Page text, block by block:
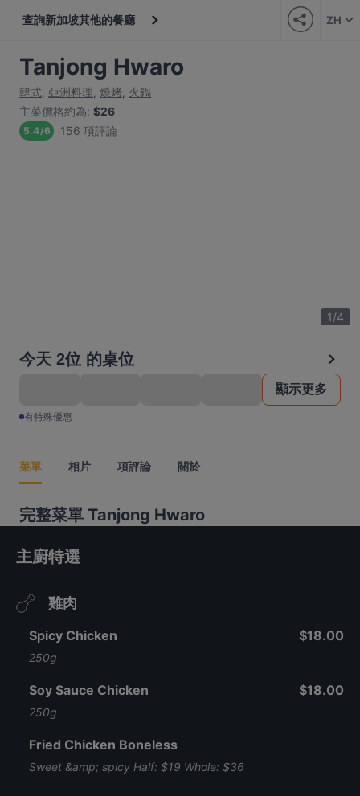
查詢新加坡其他的餐廳 ZH
Tanjong Hwaro
韓式, 亞洲料理, 燒烤, 火鍋
主菜價格約為: $26
5.4/6 156 項評論
1/4
今天 2位 的桌位
顯示更多
有特殊優惠
菜單 相片 項評論 關於
完整菜單 Tanjong Hwaro
主廚特選
雞肉
Spicy Chicken
250g
$18.00
Soy Sauce Chicken
250g
$18.00
Fried Chicken Boneless
Sweet &amp; spicy Half: $19 Whole: $36